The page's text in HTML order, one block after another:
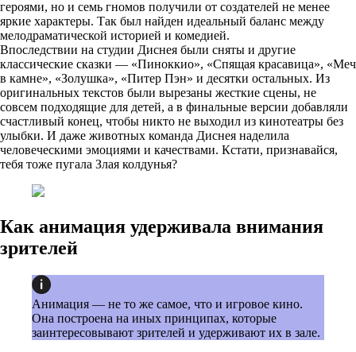
героями, но и семь гномов получили от создателей не менее
яркие характеры. Так был найден идеальный баланс между
мелодраматической историей и комедией.
Впоследствии на студии Диснея были сняты и другие
классические сказки — «Пиноккио», «Спящая красавица», «Меч
в камне», «Золушка», «Питер Пэн» и десятки остальных. Из
оригинальных текстов были вырезаны жесткие сцены, не
совсем подходящие для детей, а в финальные версии добавляли
счастливый конец, чтобы никто не выходил из кинотеатры без
улыбки. И даже животных команда Диснея наделила
человеческими эмоциями и качествами. Кстати, признавайся,
тебя тоже пугала Злая колдунья?
Как анимация удерживала внимания
зрителей
Анимация — не то же самое, что и игровое кино.
Она построена на иных принципах, которые
заинтересовывают зрителей и удерживают их в зале.